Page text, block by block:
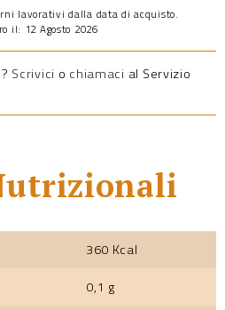
lavorativi dalla data di acquisto.
il: 12 Agosto 2026
Scrivici o chiamaci al Servizio
360 Kcal
0,1 g